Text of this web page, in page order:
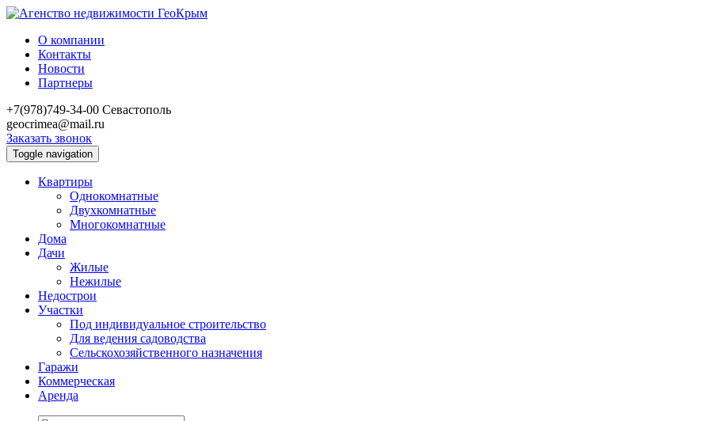
О компании
Контакты
Новости
Партнеры
+7(978)749-34-00 Севастополь
geocrimea@mail.ru
Заказать звонок
Toggle navigation
Квартиры
Однокомнатные
Двухкомнатные
Многокомнатные
Дома
Дачи
Жилые
Нежилые
Недострои
Участки
Под индивидуальное строительство
Для ведения садоводства
Сельскохозяйственного назначения
Гаражи
Коммерческая
Аренда